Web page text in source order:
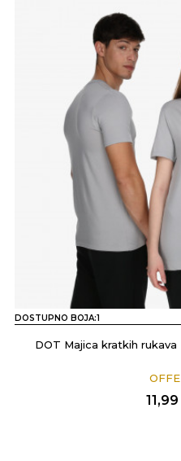
DOSTUPNO BOJA:1
DOT Majica kratkih rukava
11,99